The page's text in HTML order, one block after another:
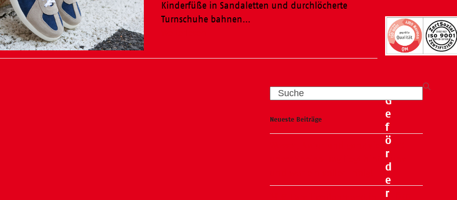
Kinderfüße in Sandaletten und durchlöcherte
Turnschuhe bahnen…
Search
Neueste Beiträge
Wasser, Natur und ganz viel Spaß –
unser Kneipp-Tag liegt hinter uns
🧸🍂 Familienflohmarkt in der ÖKO
G
e
f
ö
r
d
e
r